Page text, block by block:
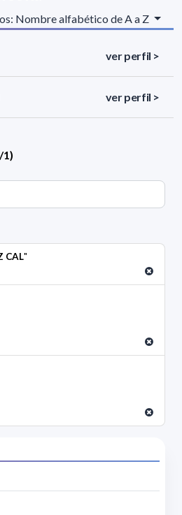
CAL"
Nombre alfabético de A a Z
ver perfil >
ver perfil >
1)